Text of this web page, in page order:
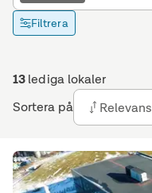
Filtrera
13lediga lokaler
Sortera på
Relevans